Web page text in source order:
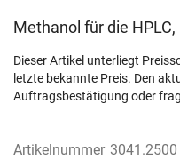
Methanol für die HPLC,
Dieser Artikel unterliegt
letzte bekannte Preis. Den
Auftragsbestätigung oder
Artikelnummer 3041.2500